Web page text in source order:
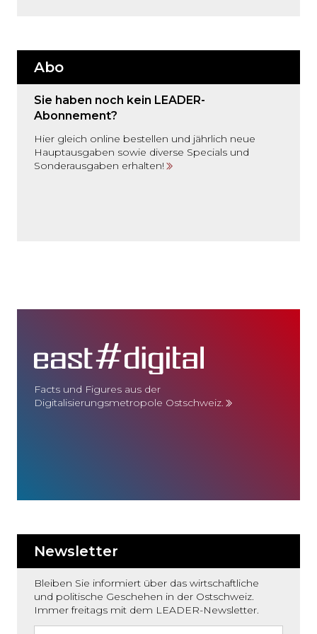
Abo
Sie haben noch kein LEADER-
Abonnement?
Hier gleich online bestellen und jährlich neue
Hauptausgaben sowie diverse Specials und
Sonderausgaben erhalten!
Facts und Figures aus der
Digitalisierungsmetropole Ostschweiz.
Newsletter
Bleiben Sie informiert über das wirtschaftliche
und politische Geschehen in der Ostschweiz.
Immer freitags mit dem LEADER-Newsletter.